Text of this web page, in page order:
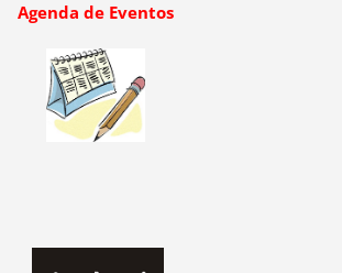
Agenda de Eventos